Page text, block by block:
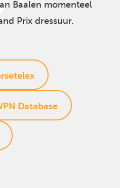
Database
Baalen momenteel
Prix dressuur.